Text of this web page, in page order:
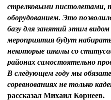
стрелковыми пистолетами,
оборудованием. Это
базу для занятий этим
мероприятия будут
некоторые школы со
районах самостоятельно
В следующем году мы
соревнованиях не только
рассказал Михаил Корнеев.